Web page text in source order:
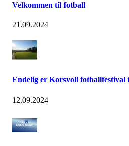
Velkommen til fotball
21.09.2024
Endelig er Korsvoll fotballfestival
12.09.2024